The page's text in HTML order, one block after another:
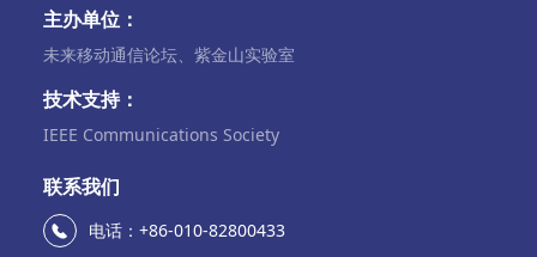
主办单位：
未来移动通信论坛、紫金山实验室
技术支持：
IEEE Communications Society
联系我们
电话：+86-010-82800433